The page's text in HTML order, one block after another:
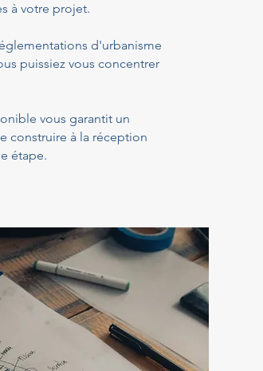
à votre projet.
d'urbanisme
puissiez vous concentrer
vous garantit un
construire à la réception
étape.